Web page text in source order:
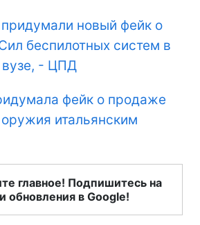
новый фейк о
беспилотных систем в
вузе, - ЦПД
фейк о продаже
итальянским
главное! Подпишитесь на
обновления в Google!